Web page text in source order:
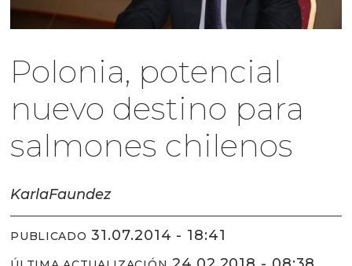
Polonia, potencial
nuevo destino para
salmones chilenos
KarlaFaundez
PUBLICADO 31.07.2014 - 18:41